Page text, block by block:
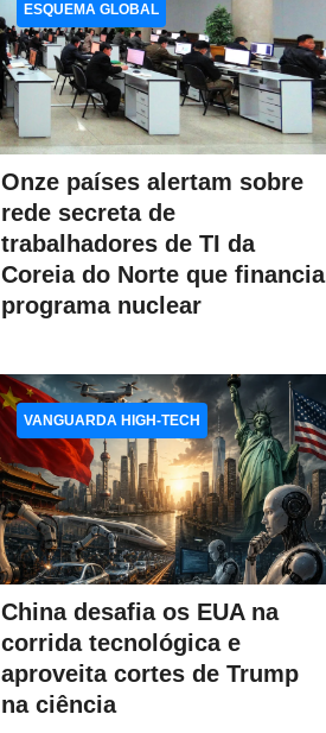
Onze países alertam sobre
rede secreta de
trabalhadores de TI da
Coreia do Norte que financia
programa nuclear
ESQUEMA GLOBAL
China desafia os EUA na
corrida tecnológica e
aproveita cortes de Trump
na ciência
VANGUARDA HIGH-TECH